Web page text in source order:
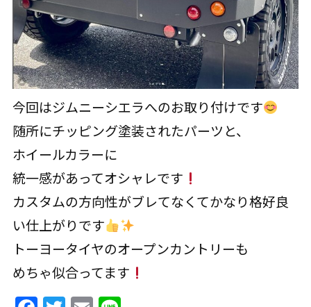
今回はジムニーシエラへのお取り付けです
随所にチッピング塗装されたパーツと、
ホイールカラーに
統一感があってオシャレです
カスタムの方向性がブレてなくてかなり格好良
い仕上がりです
トーヨータイヤのオープンカントリーも
めちゃ似合ってます